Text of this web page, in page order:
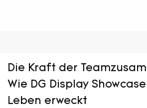
Die Kraft der
Wie DG Display
Leben erweckt